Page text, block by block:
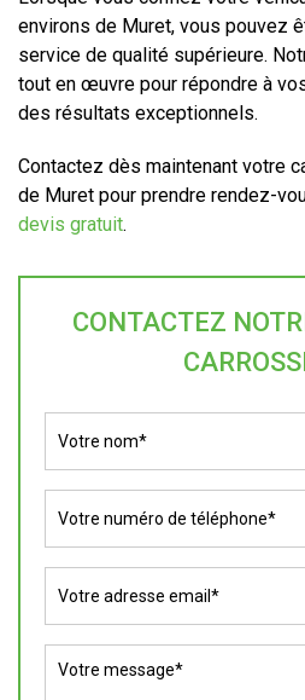
environs de Muret, vous pouvez
service de qualité supérieure.
tout en œuvre pour répondre à
des résultats exceptionnels.
Contactez dès maintenant votre
de Muret pour prendre rendez-
devis gratuit.
CONTACTEZ